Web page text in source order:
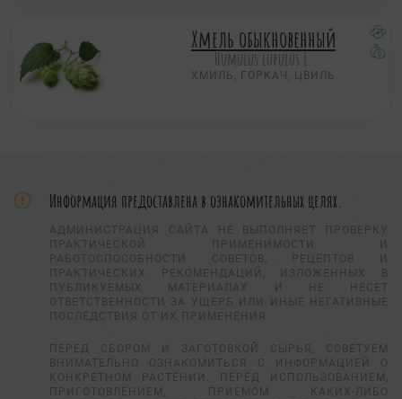
Хмель обыкновенный
Humulus lupulus L.
ХМИЛЬ, ГОРКАЧ, ЦВИЛЬ
Информация предоставлена в ознакомительных целях.
АДМИНИСТРАЦИЯ САЙТА НЕ ВЫПОЛНЯЕТ ПРОВЕРКУ
ПРАКТИЧЕСКОЙ ПРИМЕНИМОСТИ И
РАБОТОСПОСОБНОСТИ СОВЕТОВ, РЕЦЕПТОВ И
ПРАКТИЧЕСКИХ РЕКОМЕНДАЦИЙ, ИЗЛОЖЕННЫХ В
ПУБЛИКУЕМЫХ МАТЕРИАЛАХ И НЕ НЕСЕТ
ОТВЕТСТВЕННОСТИ ЗА УЩЕРБ ИЛИ ИНЫЕ НЕГАТИВНЫЕ
ПОСЛЕДСТВИЯ ОТ ИХ ПРИМЕНЕНИЯ.
ПЕРЕД СБОРОМ И ЗАГОТОВКОЙ СЫРЬЯ, СОВЕТУЕМ
ВНИМАТЕЛЬНО ОЗНАКОМИТЬСЯ С ИНФОРМАЦИЕЙ О
КОНКРЕТНОМ РАСТЕНИИ. ПЕРЕД ИСПОЛЬЗОВАНИЕМ,
ПРИГОТОВЛЕНИЕМ, ПРИЕМОМ КАКИХ-ЛИБО